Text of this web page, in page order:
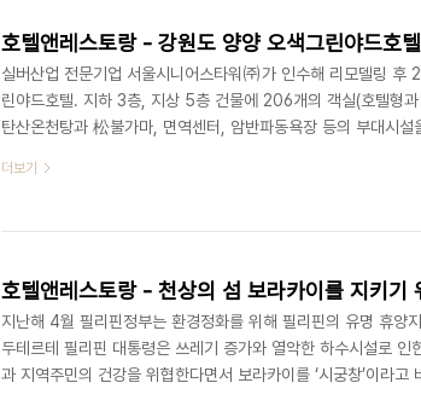
실버산업 전문기업 서울시니어스타워㈜가 인수해 리모델링
린야드호텔. 지하 3층, 지상 5층 건물에 206개의 객실(호텔형과
탄산온천탕과 松불가마, 면역센터, 암반파동욕장 등의 부대시설
에서 끌어 올려 탄산과 중탄산, 칼슘, 철 등 인체에 유효한 성
주암반 화산석으로 시공한 재래식 한증막인 松불가마가 있는데
더보기
호텔앤레스토랑 - 천상의 섬 보라카이를 지키기
지난해 4월 필리핀정부는 환경정화를 위해 필리핀의 유명 휴양
두테르테 필리핀 대통령은 쓰레기 증가와 열악한 하수시설로 인
과 지역주민의 건강을 위협한다면서 보라카이를 ‘시궁창’이라